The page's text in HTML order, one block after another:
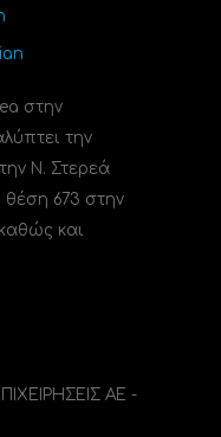
στην
την
Ν. Στερεά
θέση 673 στην
και
ΑΕ -